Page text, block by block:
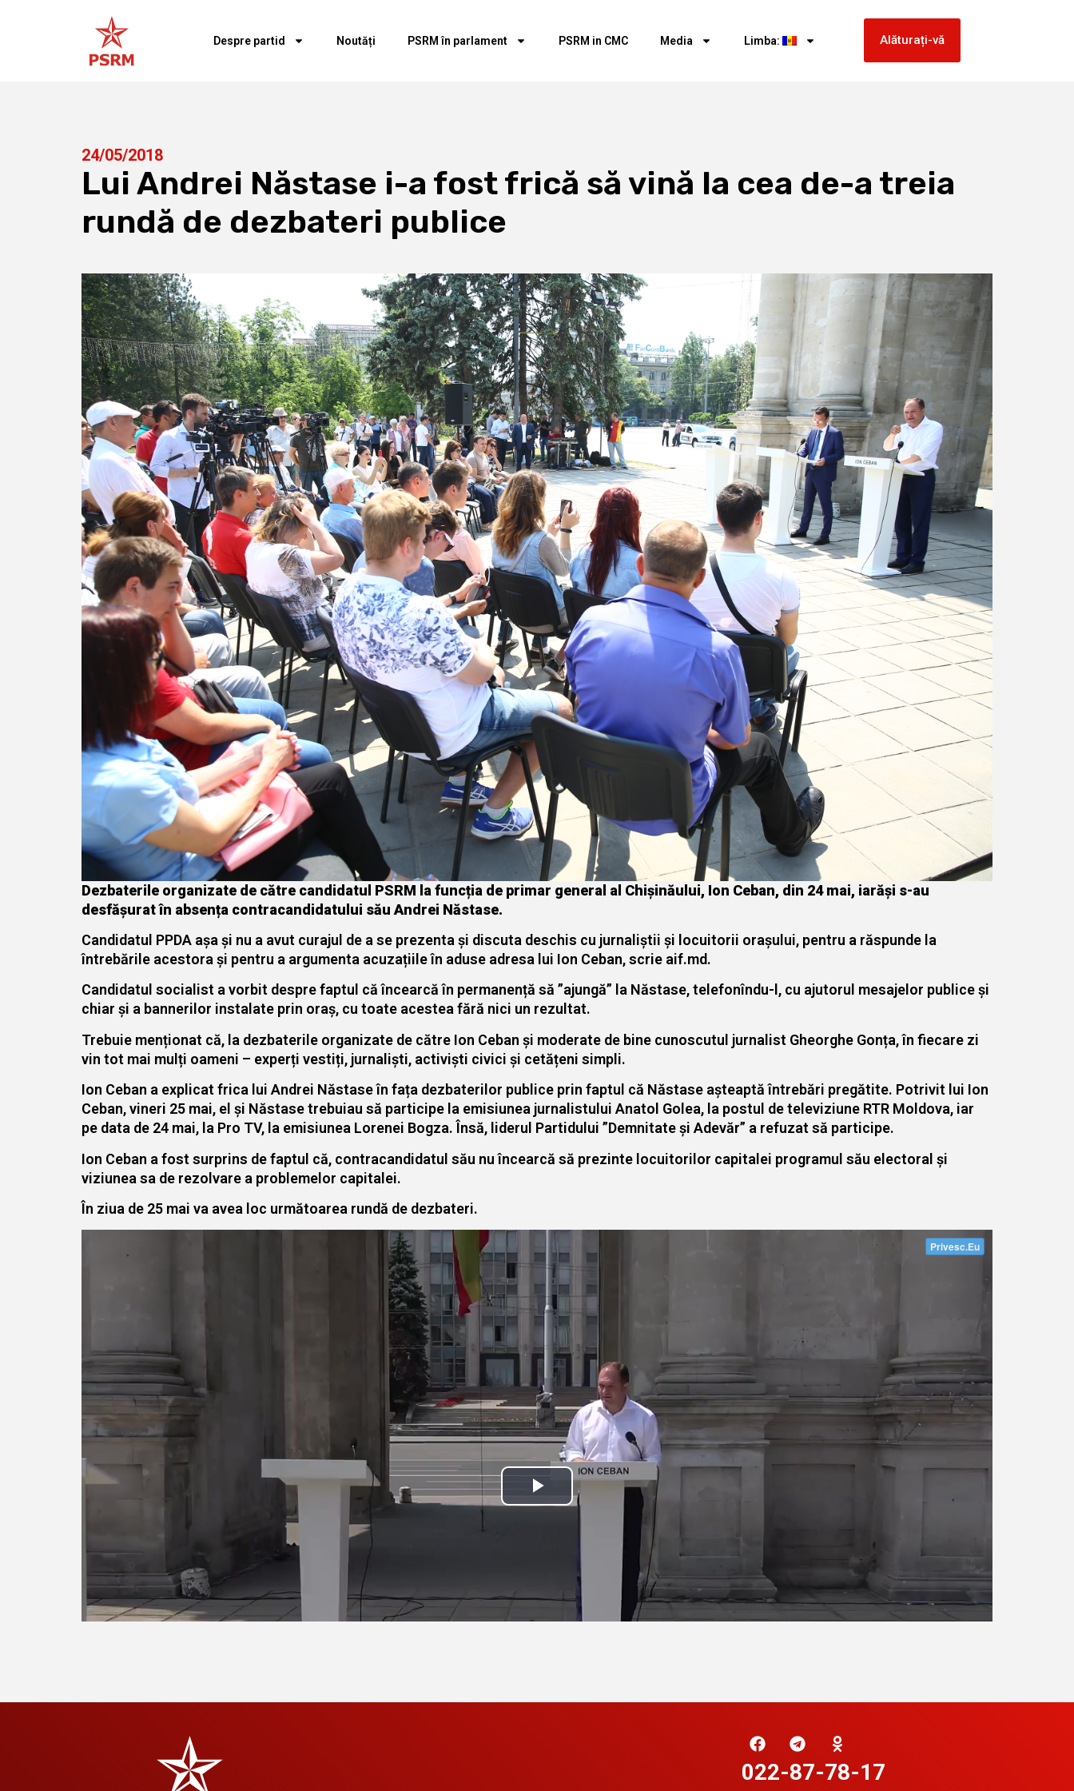
Despre partid Noutăți PSRM în parlament PSRM in CMC Media Limba: Alăturați-vă
24/05/2018
Lui Andrei Năstase i-a fost frică să vină la cea de-a treia
rundă de dezbateri publice
Dezbaterile organizate de către candidatul PSRM la funcția de primar general al Chișinăului, Ion Ceban, din 24 mai, iarăși s-au
desfășurat în absența contracandidatului său Andrei Năstase.
Candidatul PPDA așa și nu a avut curajul de a se prezenta și discuta deschis cu jurnaliștii și locuitorii orașului, pentru a răspunde la
întrebările acestora și pentru a argumenta acuzațiile în aduse adresa lui Ion Ceban, scrie aif.md.
Candidatul socialist a vorbit despre faptul că încearcă în permanență să ”ajungă” la Năstase, telefonîndu-l, cu ajutorul mesajelor publice și
chiar și a bannerilor instalate prin oraș, cu toate acestea fără nici un rezultat.
Trebuie menționat că, la dezbaterile organizate de către Ion Ceban și moderate de bine cunoscutul jurnalist Gheorghe Gonța, în fiecare zi
vin tot mai mulți oameni – experți vestiți, jurnaliști, activiști civici și cetățeni simpli.
Ion Ceban a explicat frica lui Andrei Năstase în fața dezbaterilor publice prin faptul că Năstase așteaptă întrebări pregătite. Potrivit lui Ion
Ceban, vineri 25 mai, el și Năstase trebuiau să participe la emisiunea jurnalistului Anatol Golea, la postul de televiziune RTR Moldova, iar
pe data de 24 mai, la Pro TV, la emisiunea Lorenei Bogza. Însă, liderul Partidului ”Demnitate și Adevăr” a refuzat să participe.
Ion Ceban a fost surprins de faptul că, contracandidatul său nu încearcă să prezinte locuitorilor capitalei programul său electoral și
viziunea sa de rezolvare a problemelor capitalei.
În ziua de 25 mai va avea loc următoarea rundă de dezbateri.
022-87-78-17